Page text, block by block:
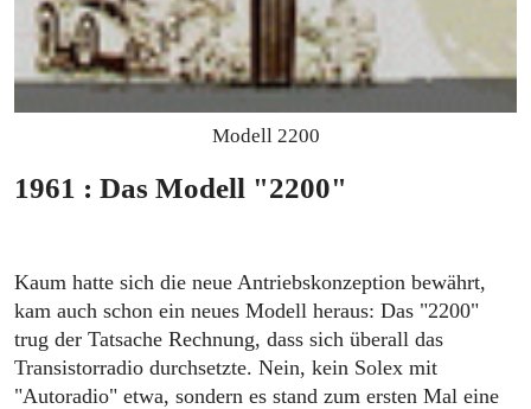
Modell 2200
1961 : Das Modell "2200"
Kaum hatte sich die neue Antriebskonzeption bewährt,
kam auch schon ein neues Modell heraus: Das "2200"
trug der Tatsache Rechnung, dass sich überall das
Transistorradio durchsetzte. Nein, kein Solex mit
"Autoradio" etwa, sondern es stand zum ersten Mal eine